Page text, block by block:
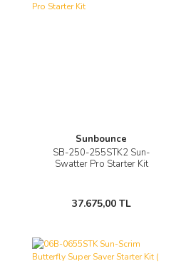
Sunbounce
SB-250-255STK2 Sun-
Swatter Pro Starter Kit
37.675,00 TL